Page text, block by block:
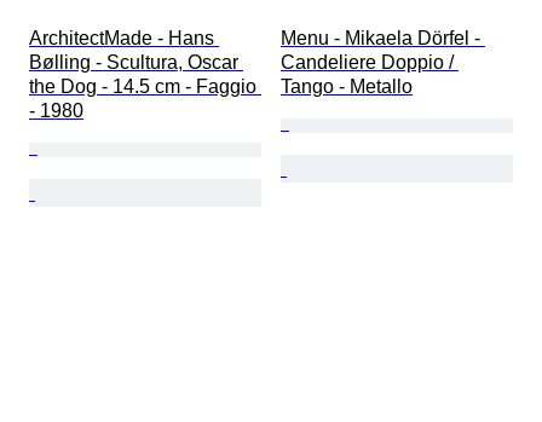
ArchitectMade - Hans
Bølling - Scultura, Oscar
the Dog - 14.5 cm - Faggio
- 1980
Menu - Mikaela Dörfel -
Candeliere Doppio /
Tango - Metallo